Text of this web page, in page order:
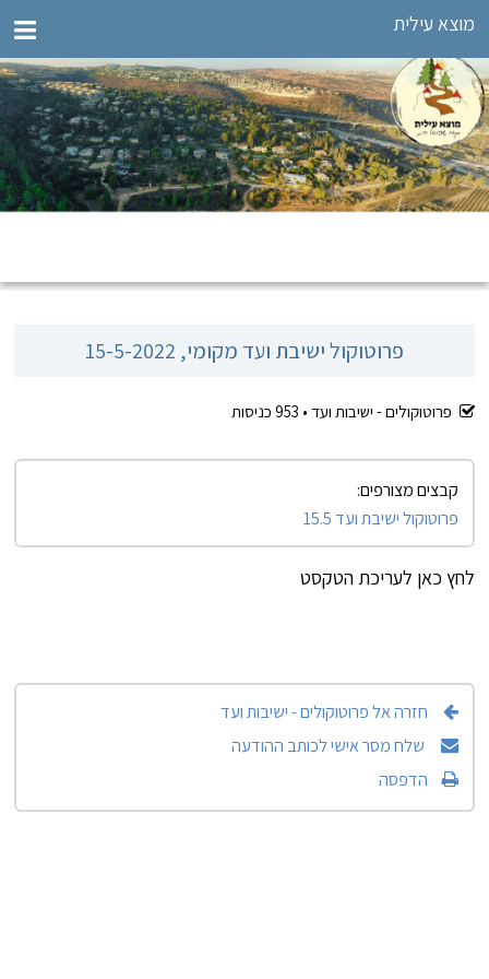
מוצא עילית
פרוטוקול ישיבת ועד מקומי, 15-5-2022
פרוטוקולים - ישיבות ועד • 953כניסות
קבצים מצורפים:
פרוטוקול ישיבת ועד 15.5
לחץ כאן לעריכת הטקסט
חזרה אל פרוטוקולים - ישיבות ועד
שלח מסר אישי לכותב ההודעה
הדפסה